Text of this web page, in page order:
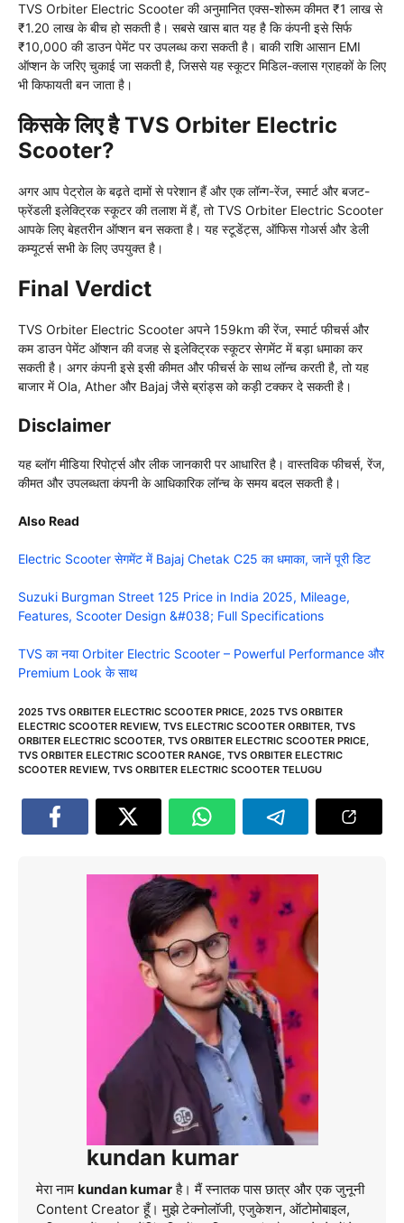
TVS Orbiter Electric Scooter की अनुमानित एक्स-शोरूम कीमत ₹1 लाख से
₹1.20 लाख के बीच हो सकती है। सबसे खास बात यह है कि कंपनी इसे सिर्फ
₹10,000 की डाउन पेमेंट पर उपलब्ध करा सकती है। बाकी राशि आसान EMI
ऑप्शन के जरिए चुकाई जा सकती है, जिससे यह स्कूटर मिडिल-क्लास ग्राहकों के लिए
भी किफायती बन जाता है।
किसके लिए है TVS Orbiter Electric
Scooter?
अगर आप पेट्रोल के बढ़ते दामों से परेशान हैं और एक लॉन्ग-रेंज, स्मार्ट और बजट-
फ्रेंडली इलेक्ट्रिक स्कूटर की तलाश में हैं, तो TVS Orbiter Electric Scooter
आपके लिए बेहतरीन ऑप्शन बन सकता है। यह स्टूडेंट्स, ऑफिस गोअर्स और डेली
कम्यूटर्स सभी के लिए उपयुक्त है।
Final Verdict
TVS Orbiter Electric Scooter अपने 159km की रेंज, स्मार्ट फीचर्स और
कम डाउन पेमेंट ऑप्शन की वजह से इलेक्ट्रिक स्कूटर सेगमेंट में बड़ा धमाका कर
सकती है। अगर कंपनी इसे इसी कीमत और फीचर्स के साथ लॉन्च करती है, तो यह
बाजार में Ola, Ather और Bajaj जैसे ब्रांड्स को कड़ी टक्कर दे सकती है।
Disclaimer
यह ब्लॉग मीडिया रिपोर्ट्स और लीक जानकारी पर आधारित है। वास्तविक फीचर्स, रेंज,
कीमत और उपलब्धता कंपनी के आधिकारिक लॉन्च के समय बदल सकती है।
Also Read
Electric Scooter सेगमेंट में Bajaj Chetak C25 का धमाका, जानें पूरी डिट
Suzuki Burgman Street 125 Price in India 2025, Mileage,
Features, Scooter Design &#038; Full Specifications
TVS का नया Orbiter Electric Scooter – Powerful Performance और
Premium Look के साथ
2025 TVS ORBITER ELECTRIC SCOOTER PRICE, 2025 TVS ORBITER
ELECTRIC SCOOTER REVIEW, TVS ELECTRIC SCOOTER ORBITER, TVS
ORBITER ELECTRIC SCOOTER, TVS ORBITER ELECTRIC SCOOTER PRICE,
TVS ORBITER ELECTRIC SCOOTER RANGE, TVS ORBITER ELECTRIC
SCOOTER REVIEW, TVS ORBITER ELECTRIC SCOOTER TELUGU
kundan kumar
मेरा नाम kundan kumarहै। मैं स्नातक पास छात्र और एक जुनूनी
Content Creator हूँ। मुझे टेक्नोलॉजी, एजुकेशन, ऑटोमोबाइल,